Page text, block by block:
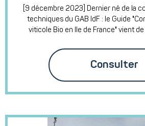
[9 décembre 2023] Dernier né de la
techniques du GAB IdF : le Guide
viticole Bio en Ile de France" vient de
Consulter